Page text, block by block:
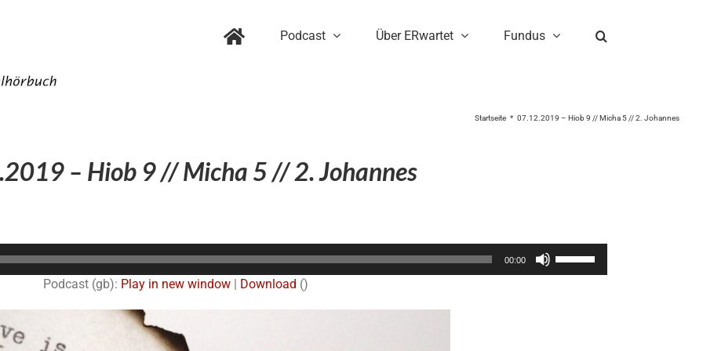
Podcast Über ERwartet Fundus
Startseite 07.12.2019 – Hiob 9 // Micha 5 // 2. Johannes
– Hiob 9 // Micha 5 // 2. Johannes
Audio-
00:00
Podcast (gb): Play in new window | Download ()